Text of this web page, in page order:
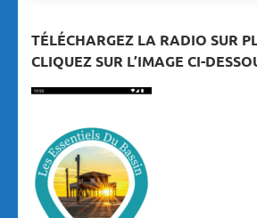
TÉLÉCHARGEZ LA RADIO SUR
CLIQUEZ SUR L’IMAGE CI-